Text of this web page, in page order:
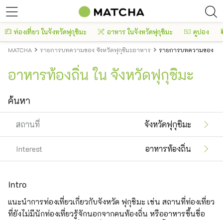
ท่องเที่ยว ในจังหวัดฟุกุชิมะ อาหาร ในจังหวัดฟุกุชิมะ คูปอง
MATCHA รายการบทความของ จังหวัดฟุกุชิมะอาหาร รายการบทความของ จั
อาหารท้องถิ่น ใน จังหวัดฟุกุชิมะ
ค้นหา
สถานที่ จังหวัดฟุกุชิมะ
Interest อาหารท้องถิ่น
Intro
แนะนำการท่องเที่ยวเกี่ยวกับจังหวัด ฟุกุชิมะ เช่น สถานที่ท่องเที่ยว
ที่ยังไม่มีนักท่องเที่ยวรู้จักนอกจากคนท้องถิ่น หรืออาหารขึ้นชื่อ